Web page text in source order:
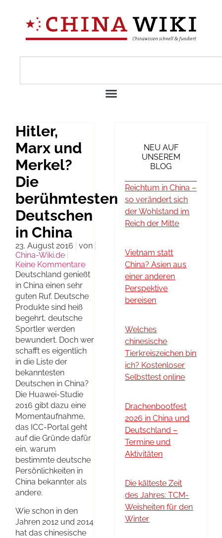
Hitler,
Marx und
Merkel?
Die
berühmtesten
Deutschen
in China
23. August 2016
von
China-Wiki.de
Keine Kommentare
Deutschland genießt
in China einen sehr
guten Ruf. Deutsche
Produkte sind heiß
begehrt, deutsche
Sportler werden
bewundert. Doch wer
schafft es eigentlich
in die Liste der
bekanntesten
Deutschen in China?
Die Huawei-Studie
2016 gibt dazu eine
Momentaufnahme,
das ICC-Portal geht
auf die Gründe dafür
ein, warum
bestimmte deutsche
Persönlichkeiten in
China bekannter als
andere.
Wie schon in den
Jahren 2012 und 2014
hat das chinesische
NEU AUF
UNSEREM
BLOG
Reichtum in China –
so verändert sich
der Wohlstand im
Reich der Mitte
Vietnam statt
China? Asien aus
einer anderen
Perspektive
bereisen
Welches
chinesische
Tierkreiszeichen bin
ich? Kostenloser
Selbsttest online
Drachenbootfest
2026 in China und
Deutschland –
Termine und
Aktivitäten
Die kälteste Zeit
des Jahres: TCM-
Weisheiten für den
Winter